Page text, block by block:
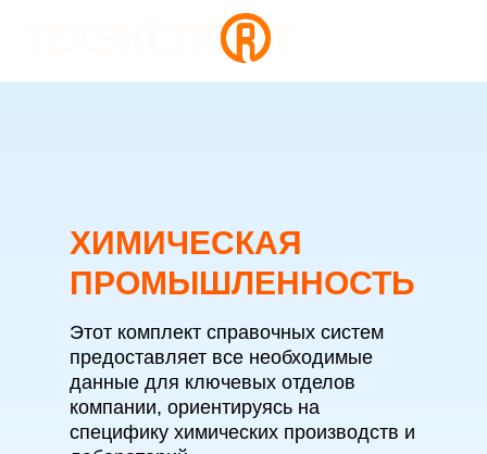
ХИМИЧЕСКАЯ
ПРОМЫШЛЕННОСТЬ
Этот комплект справочных систем
предоставляет все необходимые
данные для ключевых отделов
компании, ориентируясь на
специфику химических производств и